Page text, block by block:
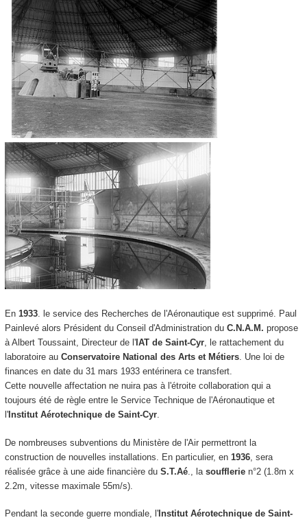
En 1933. le service des Recherches de l'Aéronautique est supprimé. Paul
Painlevé alors Président du Conseil d'Administration du C.N.A.M. propose
à Albert Toussaint, Directeur de l'IAT de Saint-Cyr, le rattachement du
laboratoire au Conservatoire National des Arts et Métiers. Une loi de
finances en date du 31 mars 1933 entérinera ce transfert.
Cette nouvelle affectation ne nuira pas à l'étroite collaboration qui a
toujours été de règle entre le Service Technique de l'Aéronautique et
l'Institut Aérotechnique de Saint-Cyr.
De nombreuses subventions du Ministère de l'Air permettront la
construction de nouvelles installations. En particulier, en 1936, sera
réalisée grâce à une aide financière du S.T.Aé., la soufflerien°2 (1.8m x
2.2m, vitesse maximale 55m/s).
Pendant la seconde guerre mondiale, l'Institut Aérotechnique de Saint-